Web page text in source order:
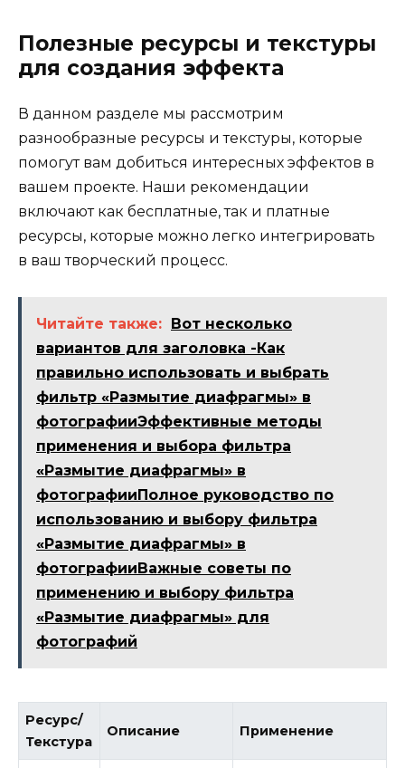
Полезные ресурсы и текстуры
для создания эффекта
В данном разделе мы рассмотрим
разнообразные ресурсы и текстуры, которые
помогут вам добиться интересных эффектов в
вашем проекте. Наши рекомендации
включают как бесплатные, так и платные
ресурсы, которые можно легко интегрировать
в ваш творческий процесс.
Читайте также: Вот несколько
вариантов для заголовка -Как
правильно использовать и выбрать
фильтр «Размытие диафрагмы» в
фотографииЭффективные методы
применения и выбора фильтра
«Размытие диафрагмы» в
фотографииПолное руководство по
использованию и выбору фильтра
«Размытие диафрагмы» в
фотографииВажные советы по
применению и выбору фильтра
«Размытие диафрагмы» для
фотографий
Ресурс/
Текстура
Описание Применение